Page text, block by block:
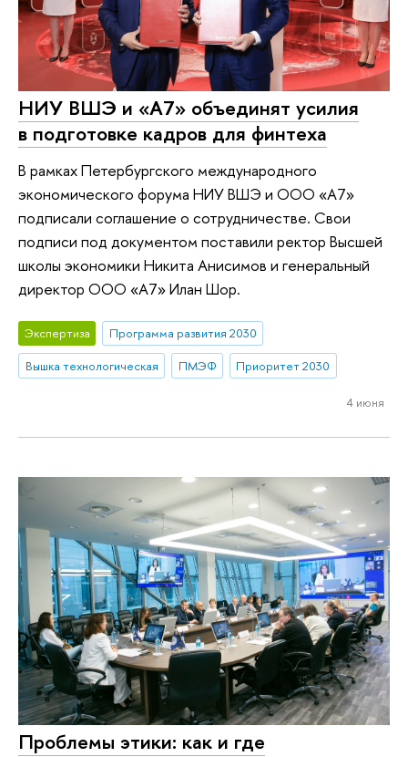
НИУ ВШЭ и «А7» объединят усилия
в подготовке кадров для финтеха
В рамках Петербургского международного
экономического форума НИУ ВШЭ и ООО «А7»
подписали соглашение о сотрудничестве. Свои
подписи под документом поставили ректор Высшей
школы экономики Никита Анисимов и генеральный
директор ООО «А7» Илан Шор.
Экспертиза
Программа развития 2030
Вышка технологическая
ПМЭФ Приоритет 2030
4 июня
Проблемы этики: как и где